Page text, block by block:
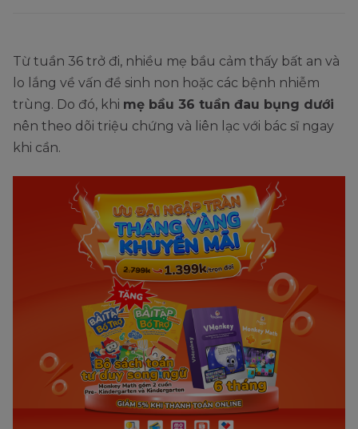
Từ tuần 36 trở đi, nhiều mẹ bầu cảm thấy bất an và
lo lắng về vấn đề sinh non hoặc các bệnh nhiễm
trùng. Do đó, khi mẹ bầu 36 tuần đau bụng dưới
nên theo dõi triệu chứng và liên lạc với bác sĩ ngay
khi cần.